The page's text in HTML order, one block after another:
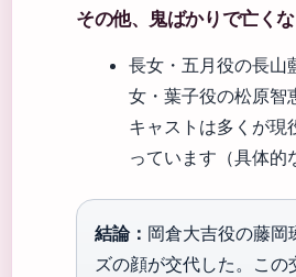
その他、鬼ばかりで亡く
長女・五月役の長山
女・葉子役の松原智
キャストは多くが現
っています（具体
結論： 岡倉大吉役の藤岡
ズの顔が交代した。こ